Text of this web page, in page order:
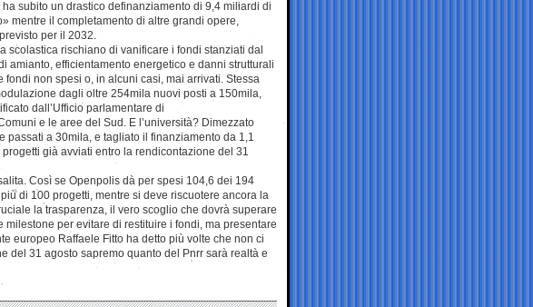
subito un drastico definanziamento di 9,4 miliardi di
mentre il completamento di altre grandi opere,
per il 2032.
scolastica rischiano di vanificare i fondi stanziati dal
amianto, efficientamento energetico e danni strutturali
non spesi o, in alcuni casi, mai arrivati. Stessa
dagli oltre 254mila nuovi posti a 150mila,
dall’Ufficio parlamentare di
e le aree del Sud. E l’università? Dimezzato
passati a 30mila, e tagliato il finanziamento da 1,1
già avviati entro la rendicontazione del 31
Così se Openpolis dà per spesi 104,6 dei 194
di 100 progetti, mentre si deve riscuotere ancora la
la trasparenza, il vero scoglio che dovrà superare
per evitare di restituire i fondi, ma presentare
europeo Raffaele Fitto ha detto più volte che non ci
del 31 agosto sapremo quanto del Pnrr sarà realtà e